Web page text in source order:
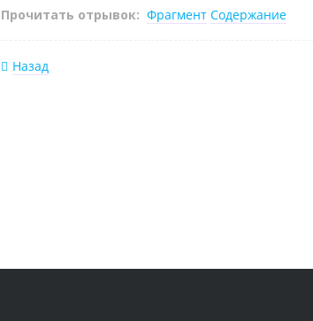
Прочитать отрывок: Фрагмент Содержание
Назад